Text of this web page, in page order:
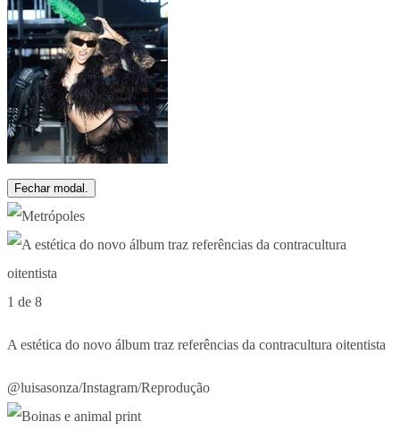
Fechar modal.
1 de 8
A estética do novo álbum traz referências da contracultura oitentista
@luisasonza/Instagram/Reprodução